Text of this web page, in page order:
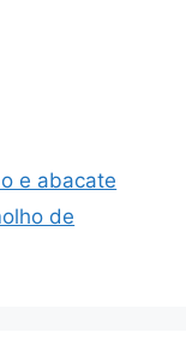
e abacate
de